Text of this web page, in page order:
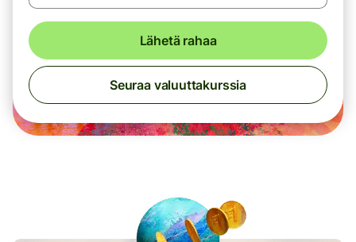
Lähetä rahaa
Seuraa valuuttakurssia